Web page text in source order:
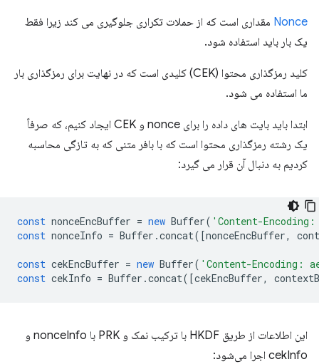
Nonce مقداری است که از حملات تکراری جلوگیری می کند زیرا فقط
یک بار باید استفاده شود.
کلید رمزگذاری محتوا (CEK) کلیدی است که در نهایت برای رمزگذاری بار
ما استفاده می شود.
ابتدا باید بایت های داده را برای nonce و CEK ایجاد کنیم، که صرفاً
یک رشته رمزگذاری محتوا است که با بافر متنی که به تازگی محاسبه
کردیم به دنبال آن قرار می گیرد:
const nonceEncBuffer = new Buffer( 'Content-
const nonceInfo = Buffer .concat([nonceEncBuffer,
const cekEncBuffer = new Buffer( 'Content-Encoding:
const cekInfo = Buffer .concat([cekEncBuffer,
این اطلاعات از طریق HKDF با ترکیب نمک و PRK با nonceInfo و
cekInfo اجرا می‌شود: